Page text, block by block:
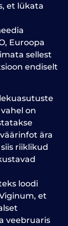
et lükata
Euroopa
sellest
endiselt
on
ära
riiklikud
loodi
et
veebruaris